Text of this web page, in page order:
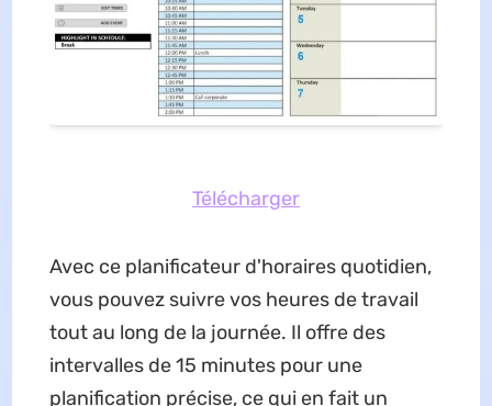
Télécharger
Avec ce planificateur d'horaires quotidien,
vous pouvez suivre vos heures de travail
tout au long de la journée. Il offre des
intervalles de 15 minutes pour une
planification précise, ce qui en fait un